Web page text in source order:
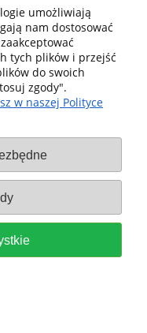
203294
225,00 zł
do koszyka
2
umożliwiają
nam dostosować
tych plików i przejść
do swoich
zgody".
w naszej Polityce